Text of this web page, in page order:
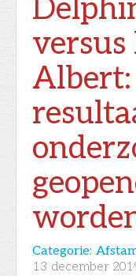
Categorie:
13 december